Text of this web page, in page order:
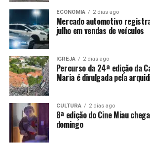
ECONOMIA 2 dias ago
Mercado automotivo
julho em vendas de veículos
IGREJA 2 dias ago
Percurso da 24ª edição da
Maria é divulgada pela
CULTURA 2 dias ago
8ª edição do Cine Miau
domingo